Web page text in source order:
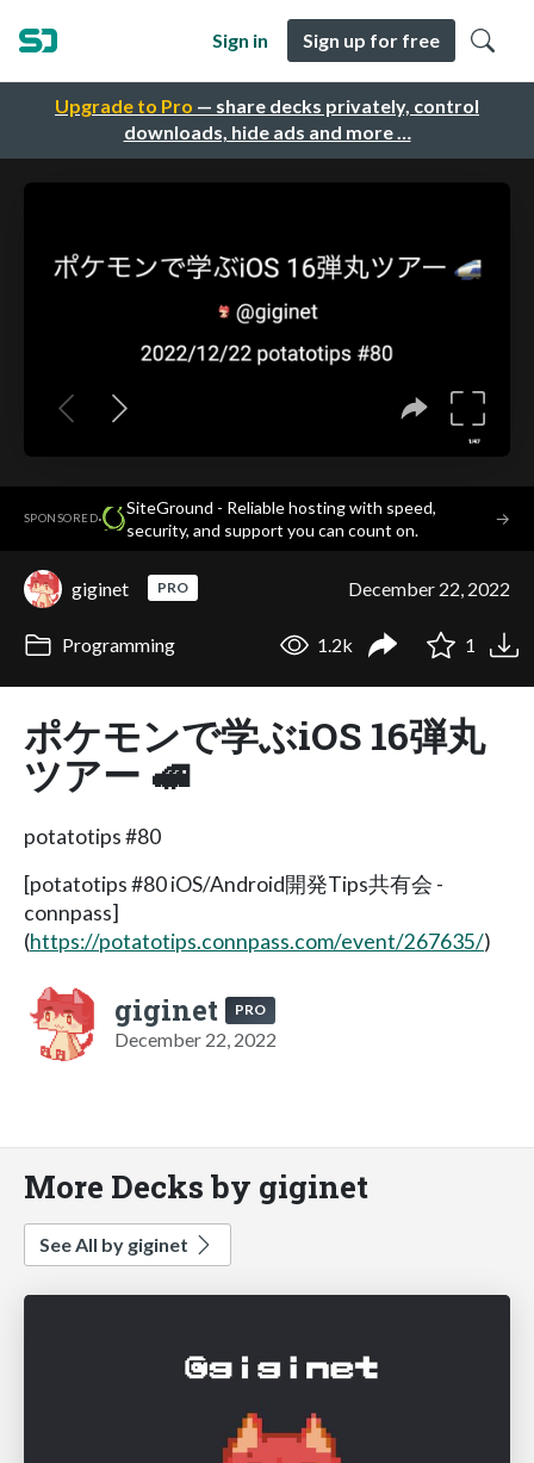
Upgrade to Pro — share decks privately, control
downloads, hide ads and more …
Sign in Sign up for free
SPONSORED·
SiteGround - Reliable hosting with speed,
security, and support you can count on.
→
giginet PRO December 22, 2022
Programming 1.2k 1
ポケモンで学ぶiOS 16弾丸
ツアー 🚅
potatotips #80
[potatotips #80 iOS/Android開発Tips共有会 -
connpass]
(https://potatotips.connpass.com/event/267635/)
giginet PRO
December 22, 2022
More Decks by giginet
See All by giginet